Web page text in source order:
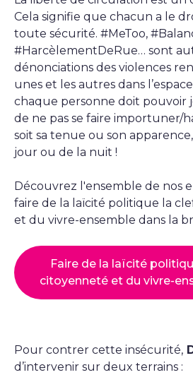
Cela signifie que chacun a le
toute sécurité. #MeToo,
#HarcèlementDeRue… sont
dénonciations des violences
unes et les autres dans
chaque personne doit pouvoir
de ne pas se faire importuner/
soit sa tenue ou son
jour ou de la nuit !
Découvrez l'ensemble de nos
faire de la laïcité politique la
et du vivre-ensemble dans la
Faire de la laïcité
citoyenneté et du vivre-
Pour contrer cette insécurité,
d’intervenir sur deux terrains :